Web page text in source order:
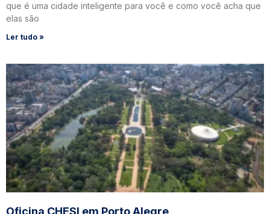
que é uma cidade inteligente para você e como você acha que
elas são
Ler tudo »
Oficina CHESI em Porto Alegre